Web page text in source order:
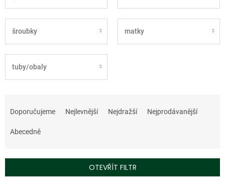
šroubky matky
tuby/obaly
a
e
í
r
Doporučujeme Nejlevnější Nejdražší Nejprodávanější
Abecedně
OTEVŘÍT FILTR